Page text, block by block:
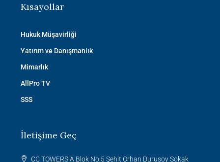
Kısayollar
Hukuk Müşavirliği
Yatırım ve Danışmanlık
Mimarlık
AllPro TV
SSS
İletişime Geç
CC TOWERS A Blok No:5 Şehit Orhan Durusoy Sokak